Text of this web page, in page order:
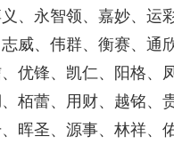
、永智领、嘉妙、运
威、伟群、衡赛、通
优锋、凯仁、阳格、
栢蕾、用财、越铭、
晖圣、源事、林祥、